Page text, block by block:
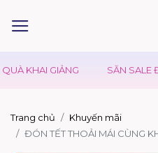
KHAI GIẢNG SĂN SALE
Trang chủ
Khuyến mãi
ĐÓN TẾT THOẢI MÁI CÙNG